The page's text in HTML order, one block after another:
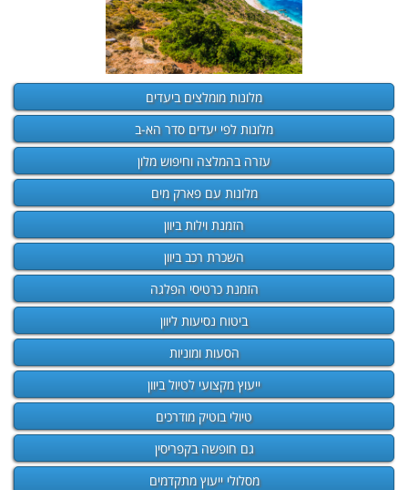
מלונות מומלצים ביעדים
מלונות לפי יעדים סדר הא-ב
עזרה בהמלצה וחיפוש מלון
מלונות עם פארק מים
הזמנת וילות ביוון
השכרת רכב ביוון
הזמנת כרטיסי הפלגה
ביטוח נסיעות ליוון
הסעות ומוניות
ייעוץ מקצועי לטיול ביוון
טיולי בוטיק מודרכים
גם חופשה בקפריסין
מסלולי ייעוץ מתקדמים